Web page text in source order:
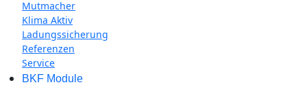
Mutmacher
Klima Aktiv
Ladungssicherung
Referenzen
Service
BKF Module